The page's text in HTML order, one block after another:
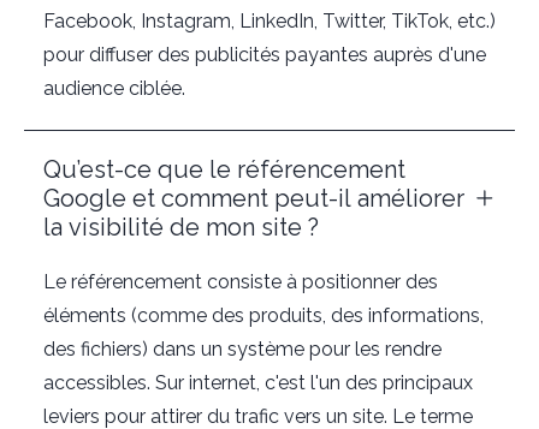
Facebook, Instagram, LinkedIn, Twitter, TikTok, etc.)
pour diffuser des publicités payantes auprès d'une
audience ciblée.
Qu’est-ce que le référencement
Google et comment peut-il améliorer
la visibilité de mon site ?
Le référencement consiste à positionner des
éléments (comme des produits, des informations,
des fichiers) dans un système pour les rendre
accessibles. Sur internet, c'est l'un des principaux
leviers pour attirer du trafic vers un site. Le terme